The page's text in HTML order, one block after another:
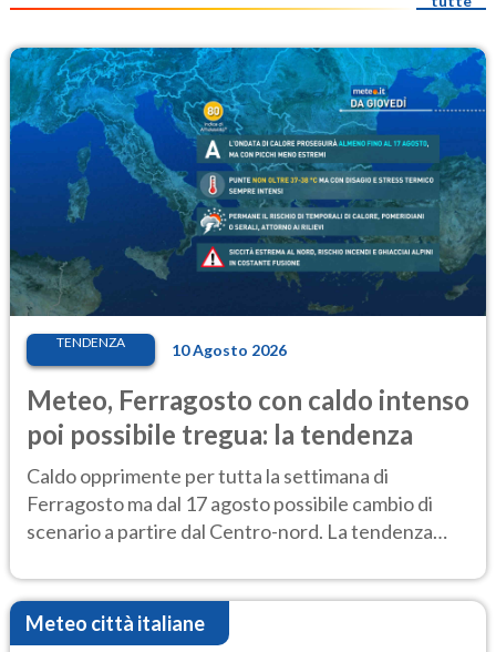
TENDENZA 10 Agosto 2026
Meteo, Ferragosto con caldo intenso
poi possibile tregua: la tendenza
Caldo opprimente per tutta la settimana di
Ferragosto ma dal 17 agosto possibile cambio di
scenario a partire dal Centro-nord. La tendenza
Meteo città italiane